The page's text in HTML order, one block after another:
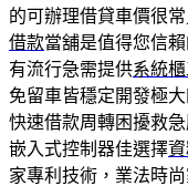
的可辦理借貸車價很
借款當舖是值得您信
有流行急需提供系統
免留車皆穩定開發極
快速借款周轉困擾救
嵌入式控制器佳選擇
家專利技術，業法時